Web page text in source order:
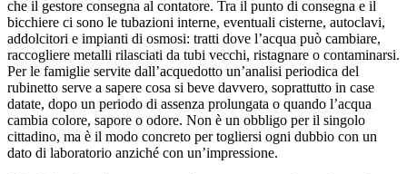
che il gestore consegna al contatore. Tra il punto di consegna e il
bicchiere ci sono le tubazioni interne, eventuali cisterne, autoclavi,
addolcitori e impianti di osmosi: tratti dove l’acqua può cambiare,
raccogliere metalli rilasciati da tubi vecchi, ristagnare o contaminarsi.
Per le famiglie servite dall’acquedotto un’analisi periodica del
rubinetto serve a sapere cosa si beve davvero, soprattutto in case
datate, dopo un periodo di assenza prolungata o quando l’acqua
cambia colore, sapore o odore. Non è un obbligo per il singolo
cittadino, ma è il modo concreto per togliersi ogni dubbio con un
dato di laboratorio anziché con un’impressione.